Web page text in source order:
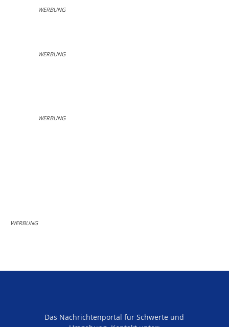
WERBUNG
WERBUNG
WERBUNG
WERBUNG
Das Nachrichtenportal für Schwerte und